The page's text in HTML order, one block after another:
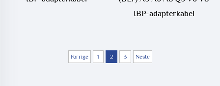
IBP-adapterkabel
Forrige 1 2 3 Neste